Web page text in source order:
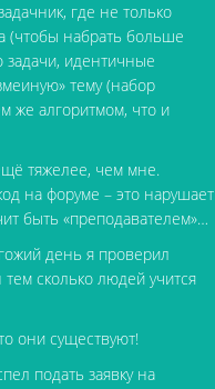
где не только
(чтобы набрать больше
задачи, идентичные
тему (набор
же алгоритмом, что и
тяжелее, чем мне.
на форуме – это нарушает
быть «преподавателем»…
день я проверил
сколько людей учится
они существуют!
подать заявку на